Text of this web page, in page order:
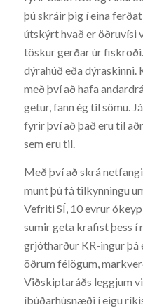
þú skráir þig í eina
útskýrt hvað er öðruvísi
töskur gerðar úr
dýrahúð eða dýraskinni.
með því að hafa
getur, fann ég til sömu.
fyrir því að það eru til
sem eru til.
Með því að skrá
munt þú fá tilkynningu
Vefriti SÍ, 10 evrur
sumir geta krafist þess í
grjótharður KR-ingur þá
öðrum félögum,
Viðskiptaráðs leggjum
íbúðarhúsnæði í eigu